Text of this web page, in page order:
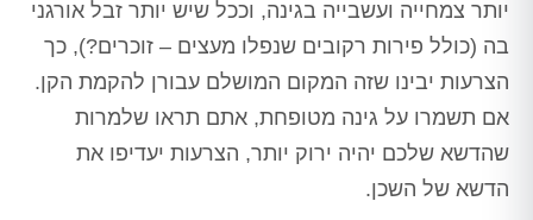
יותר צמחייה ועשבייה בגינה, וככל שיש יותר זבל אורגני
בה (כולל פירות רקובים שנפלו מעצים – זוכרים?), כך
הצרעות יבינו שזה המקום המושלם עבורן להקמת הקן.
אם תשמרו על גינה מטופחת, אתם תראו שלמרות
שהדשא שלכם יהיה ירוק יותר, הצרעות יעדיפו את
הדשא של השכן.